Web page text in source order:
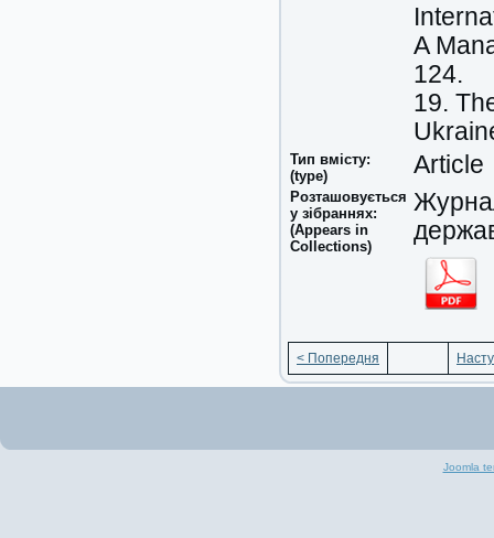
A
124.
19.
Тип вмісту:
(type)
Article
Розташовується
у зібраннях:
(Appears in
Collections)
< Попередня
Joomla